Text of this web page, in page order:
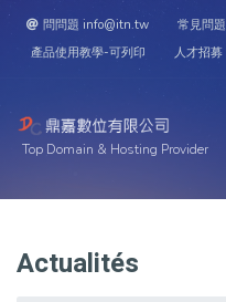
問問題 info@itn.tw 常見問題
產品使用教學-可列印
人才招募
Top Domain & Hosting Provider
Actualités